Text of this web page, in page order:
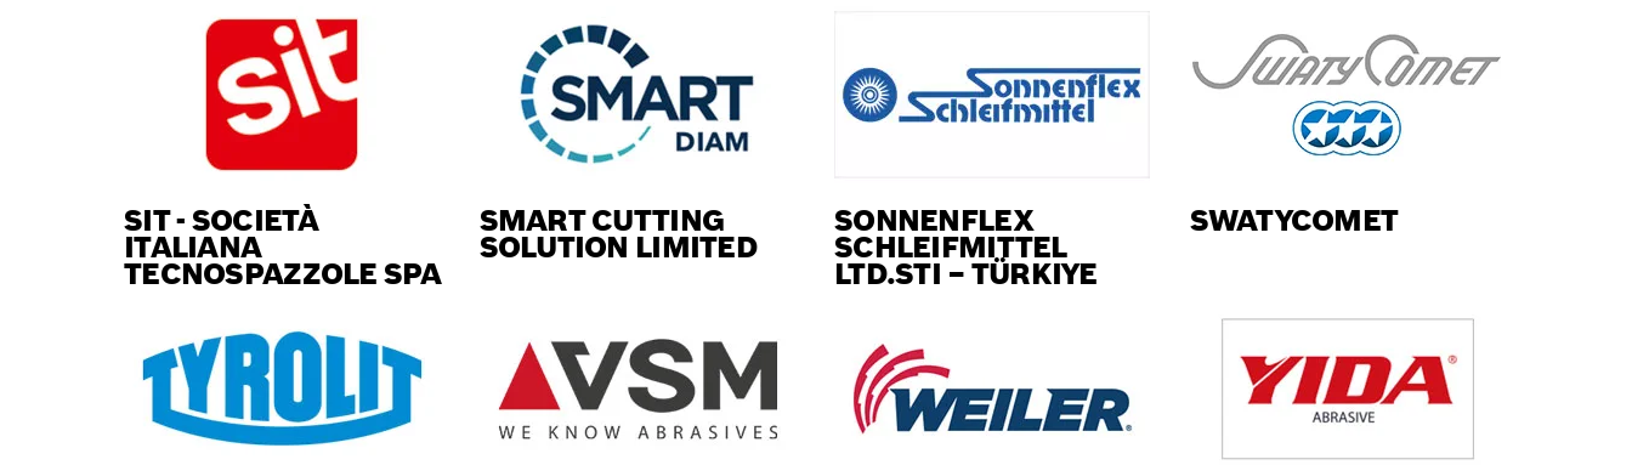
SIT - SOCIETÀ
ITALIANA
TECNOSPAZZOLE SPA
SMART CUTTING
SOLUTION LIMITED
SONNENFLEX
SCHLEIFMITTEL
LTD.STI – TÜRKIYE
SWATYCOMET